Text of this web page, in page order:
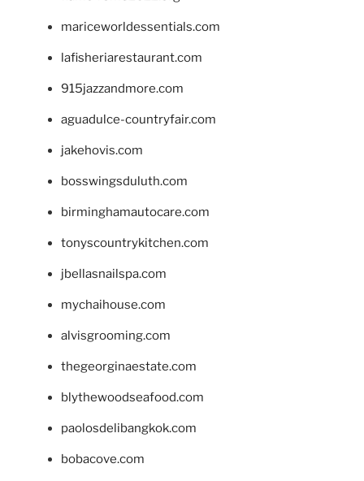
mariceworldessentials.com
lafisheriarestaurant.com
915jazzandmore.com
aguadulce-countryfair.com
jakehovis.com
bosswingsduluth.com
birminghamautocare.com
tonyscountrykitchen.com
jbellasnailspa.com
mychaihouse.com
alvisgrooming.com
thegeorginaestate.com
blythewoodseafood.com
paolosdelibangkok.com
bobacove.com